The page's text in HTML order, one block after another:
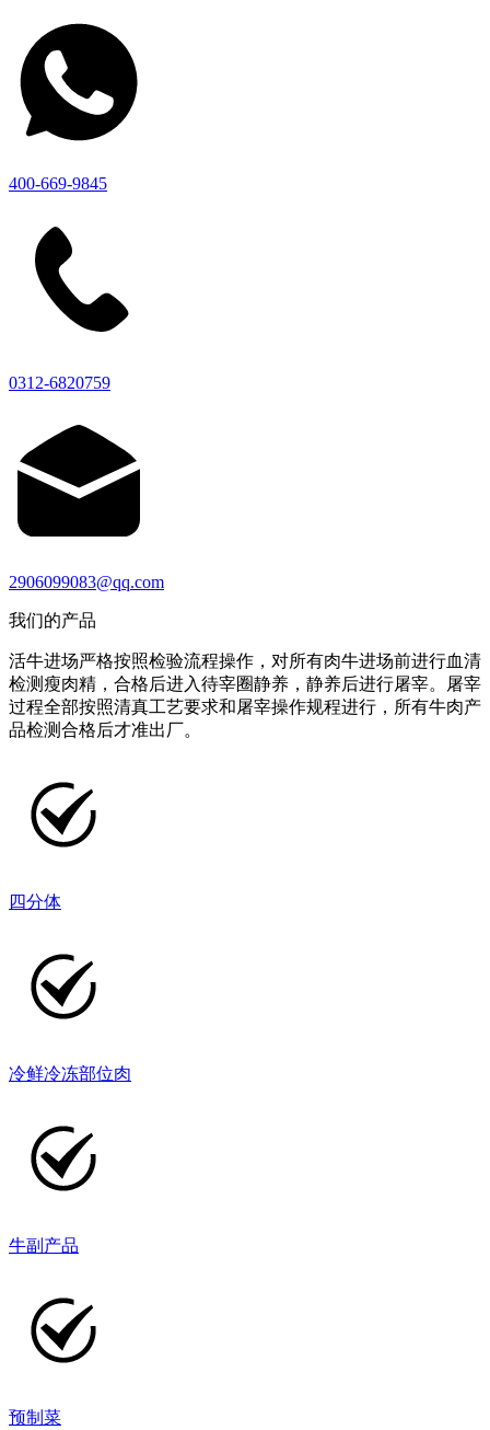
400-669-9845
0312-6820759
2906099083@qq.com
我们的产品
活牛进场严格按照检验流程操作，对所有肉牛进场前进行血清
检测瘦肉精，合格后进入待宰圈静养，静养后进行屠宰。屠宰
过程全部按照清真工艺要求和屠宰操作规程进行，所有牛肉产
品检测合格后才准出厂。
四分体
冷鲜冷冻部位肉
牛副产品
预制菜